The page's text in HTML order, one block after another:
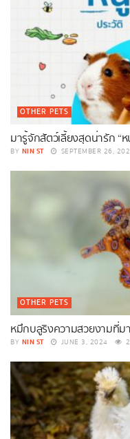
OTHER PETS
มารู้จักสัตว์เลี้ยงสุดน่ารัก “
BY NIN ST SEPTEMBER 26,
OTHER PETS
หมึกบลูริงความสวยงามที่ม
BY NIN ST JUNE 3, 2024